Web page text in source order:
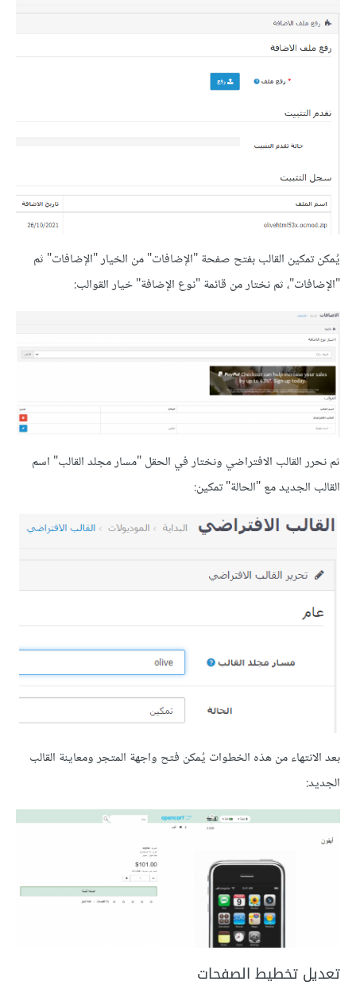
يُمكن تمكين القالب بفتح صفحة "الإضافات" من الخيار "الإضافات" ثم
"الإضافات"، ثم نختار من قائمة "نوع الإضافة" خيار القوالب:
ثم نحرر القالب الافتراضي ونختار في الحقل "مسار مجلد القالب" اسم
القالب الجديد مع "الحالة" تمكين:
بعد الانتهاء من هذه الخطوات يُمكن فتح واجهة المتجر ومعاينة القالب
الجديد:
تعديل تخطيط الصفحات